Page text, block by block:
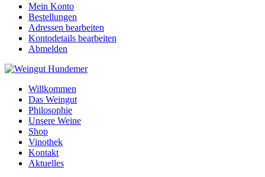
Mein Konto
Bestellungen
Adressen bearbeiten
Kontodetails bearbeiten
Abmelden
Willkommen
Das Weingut
Philosophie
Unsere Weine
Shop
Vinothek
Kontakt
Aktuelles